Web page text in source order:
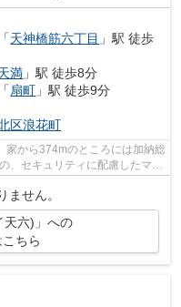
「天神橋筋六丁目 」駅 徒歩
満 」駅 徒歩8分
「扇町 」駅 徒歩9分
区浪花町
家から374mのところには加納総
、セキュリティに配慮したマン
ません。
天六)」への
ちら